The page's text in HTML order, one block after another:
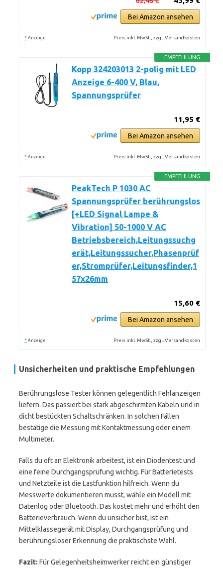
Bei Amazon ansehen
* Anzeige Preis inkl. MwSt., zzgl. Versandkosten
EMPFEHLUNG
Kopp 324203013 2-polig mit LED
Anzeige 6-400 V, Blau,
Spannungsprüfer
11,95 €
Bei Amazon ansehen
* Anzeige Preis inkl. MwSt., zzgl. Versandkosten
EMPFEHLUNG
PeakTech P 1030 AC
Spannungsprüfer berührungslos
[+LED Signal Lampe &
Vibration] 50-1000 V AC
Betriebsbereich,Leitungssuchg
erät,Leitungssucher,Phasenprüf
er,Stromprüfer,Leitungsfinder,1
57x26mm
15,60 €
Bei Amazon ansehen
* Anzeige Preis inkl. MwSt., zzgl. Versandkosten
Unsicherheiten und praktische Empfehlungen
Berührungslose Tester können gelegentlich Fehlanzeigen
liefern. Das passiert bei stark abgeschirmten Kabeln und in
dicht bestückten Schaltschränken. In solchen Fällen
bestätige die Messung mit Kontaktmessung oder einem
Multimeter.
Falls du oft an Elektronik arbeitest, ist ein Diodentest und
eine feine Durchgangsprüfung wichtig. Für Batterietests
und Netzteile ist die Lastfunktion hilfreich. Wenn du
Messwerte dokumentieren musst, wähle ein Modell mit
Datenlog oder Bluetooth. Das kostet mehr und erhöht den
Batterieverbrauch. Wenn du unsicher bist, ist ein
Mittelklassegerät mit Display, Durchgangsprüfung und
berührungsloser Erkennung die praktischste Wahl.
Fazit: Für Gelegenheitsheimwerker reicht ein günstiger